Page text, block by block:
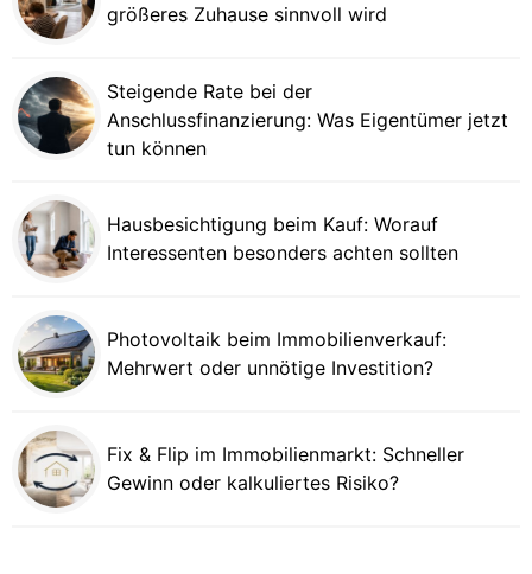
größeres Zuhause sinnvoll wird
Steigende Rate bei der
Anschlussfinanzierung: Was Eigentümer jetzt
tun können
Hausbesichtigung beim Kauf: Worauf
Interessenten besonders achten sollten
Photovoltaik beim Immobilienverkauf:
Mehrwert oder unnötige Investition?
Fix & Flip im Immobilienmarkt: Schneller
Gewinn oder kalkuliertes Risiko?